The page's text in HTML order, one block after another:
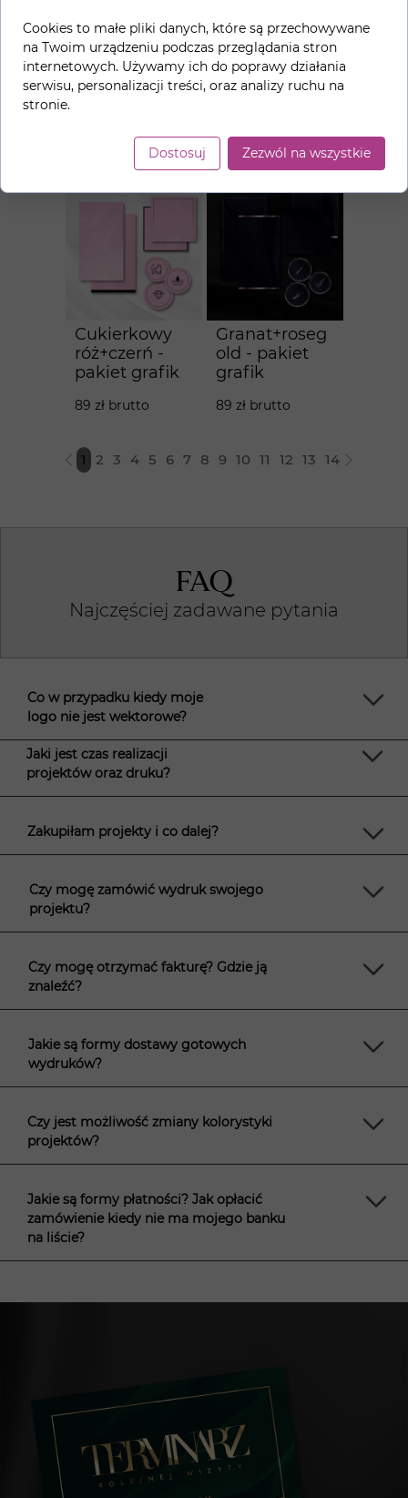
Ciemny
beż+czerń -
89 zł brutto
Cukierkowy
róż+złoto -
89 zł brutto
Cukierkowy
róż+czerń -
pakiet grafik
89 zł brutto
Granat+roseg
old - pakiet
grafik
89 zł brutto
1 2 3 4 5 6 7 8 9 10 11 12 13 14
FAQ
Najczęściej zadawane pytania
Co w przypadku kiedy moje
logo nie jest wektorowe?
Jaki jest czas realizacji
projektów oraz druku?
Zakupiłam projekty i co dalej?
Czy mogę zamówić wydruk swojego
projektu?
Czy mogę otrzymać fakturę? Gdzie ją
znaleźć?
Jakie są formy dostawy gotowych
wydruków?
Czy jest możliwość zmiany kolorystyki
projektów?
Jakie są formy płatności? Jak opłacić
zamówienie kiedy nie ma mojego banku
na liście?
Cookies to małe pliki danych, które są przechowywane
na Twoim urządzeniu podczas przeglądania stron
internetowych. Używamy ich do poprawy działania
serwisu, personalizacji treści, oraz analizy ruchu na
stronie.
Dostosuj Zezwól na wszystkie